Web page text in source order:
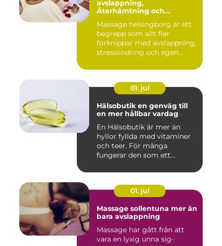
avslappning,
Återhämtning och
Massage helsingborg är ett
begrepp som allt fler
förknippar med avslappning,
stresslindring och egen...
01. jul
Hälsobutik en genväg till
en mer hållbar vardag
En Hälsobutik är mer än
hyllor fyllda med vitaminer
och teer. För många
fungerar den som ett
01. jul
Massage sollentuna mer än
bara avslappning
Massage har gått från att
vara en lyxig unna sig-